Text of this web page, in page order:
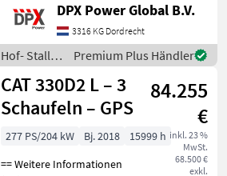
specifically designed for
stand-by duty. Hof- Stall-
und Weidetechnik
Stromgeneratoren
DPX Power Global B.V.
3316 KG Dordrecht
Hof- Stall-
und
Weidetechnik
/ CAT
Premium Plus Händler
CAT 330D2 L – 3
Schaufeln – GPS
84.255
€
inkl. 23 %
MwSt.
68.500 €
exkl.
277 PS/204 kW Bj. 2018
15999 h
== Weitere Informationen